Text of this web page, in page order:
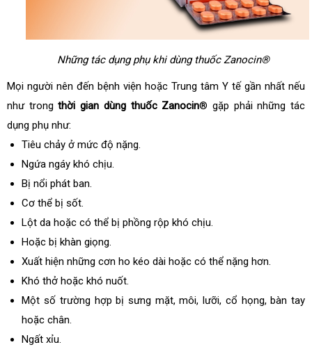
Những tác dụng phụ khi dùng thuốc Zanocin®
Mọi người nên đến bệnh viện hoặc Trung tâm Y tế gần nhất nếu
như trongthời gian dùng thuốc Zanocin® gặp phải những tác
dụng phụ như:
Tiêu chảy ở mức độ nặng.
Ngứa ngáy khó chịu.
Bị nổi phát ban.
Cơ thể bị sốt.
Lột da hoặc có thể bị phồng rộp khó chịu.
Hoặc bị khàn giọng.
Xuất hiện những cơn ho kéo dài hoặc có thể nặng hơn.
Khó thở hoặc khó nuốt.
Một số trường hợp bị sưng mặt, môi, lưỡi, cổ họng, bàn tay
hoặc chân.
Ngất xỉu.